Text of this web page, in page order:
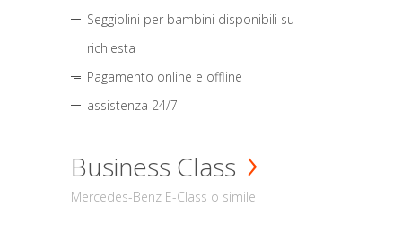
Seggiolini per bambini disponibili su
richiesta
Pagamento online e offline
assistenza 24/7
Business Class
Mercedes-Benz E-Class o simile